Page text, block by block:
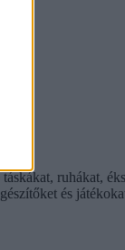
ruhákat,
és